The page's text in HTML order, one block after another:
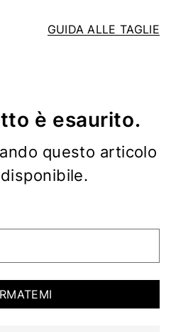
GUIDA ALLE TAGLIE
è esaurito.
questo articolo